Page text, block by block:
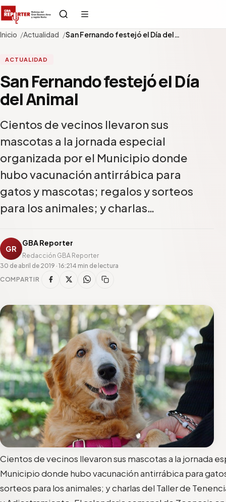
Inicio Actualidad San Fernando festejó el Día del…
ACTUALIDAD
San Fernando festejó el Día
del Animal
Cientos de vecinos llevaron sus
mascotas a la jornada especial
organizada por el Municipio donde
hubo vacunación antirrábica para
gatos y mascotas; regalos y sorteos
para los animales; y charlas…
GR
GBA Reporter
Redacción GBA Reporter
30 de abril de 2019 · 16:214 min de lectura
COMPARTIR
Cientos de vecinos llevaron sus mascotas a la jornada
Municipio donde hubo vacunación antirrábica para
sorteos para los animales; y charlas del Taller de